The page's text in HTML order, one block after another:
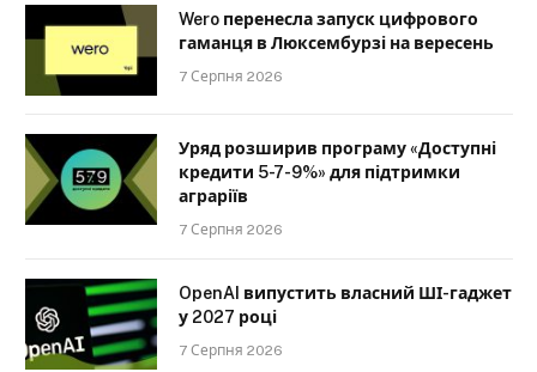
Wero перенесла запуск цифрового
гаманця в Люксембурзі на вересень
7 Серпня 2026
Уряд розширив програму «Доступні
кредити 5-7-9%» для підтримки
аграріїв
7 Серпня 2026
OpenAI випустить власний ШІ-гаджет
у 2027 році
7 Серпня 2026